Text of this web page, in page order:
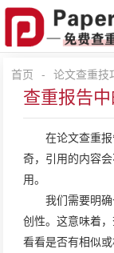
首页 - 论文查重技
查重报告中
在论文查重
奇，引用的内容
用。
我们需要明
创性。这意味着
看看是否有相似